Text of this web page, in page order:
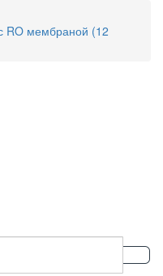
RO мембраной (12